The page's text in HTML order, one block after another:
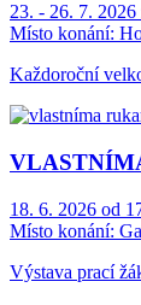
23. - 26. 7. 2026
Místo konání:
Každoroční
18. 6. 2026 od
Místo konání:
Výstava prací